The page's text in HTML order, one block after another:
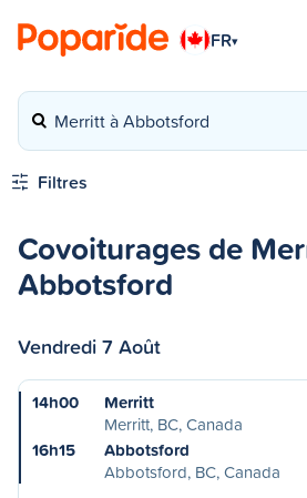
FR▾
Merritt à Abbotsford
Filtres
Covoiturages de
Abbotsford
Vendredi 7 Août
14h00
Merritt
Merritt, BC, Canada
16h15
Abbotsford
Abbotsford, BC, Canada